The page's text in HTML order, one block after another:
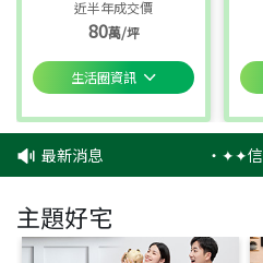
近半年成交價
80萬/坪
生活圈資訊
最新消息 ‧✦✦信
主題好宅